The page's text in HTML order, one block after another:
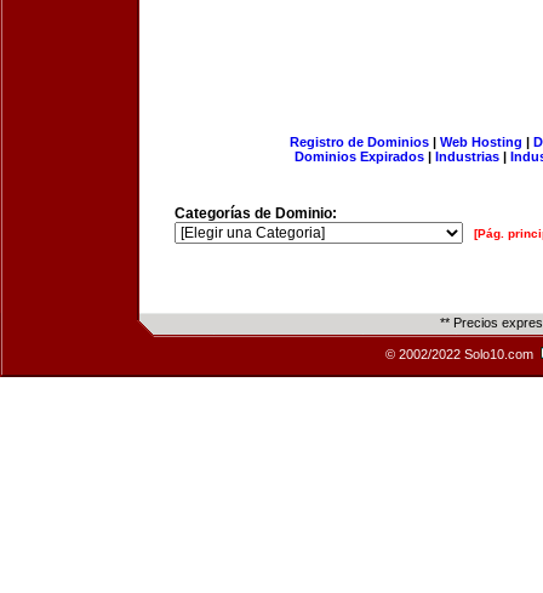
Registro de Dominios| Web Hosting |
Dominios Expirados | Industrias |
Categorías de Dominio:
[Pág.
** Precios
© 2002/2022 Solo10.com